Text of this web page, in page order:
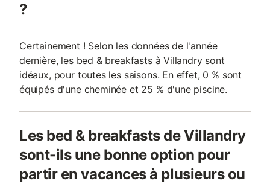
?
Certainement ! Selon les données de l'année
dernière, les bed & breakfasts à Villandry sont
idéaux, pour toutes les saisons. En effet, 0 % sont
équipés d'une cheminée et 25 % d'une piscine.
Les bed & breakfasts de Villandry
sont-ils une bonne option pour
partir en vacances à plusieurs ou